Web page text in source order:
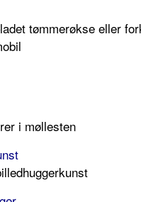
tømmerøkse eller
i møllesten